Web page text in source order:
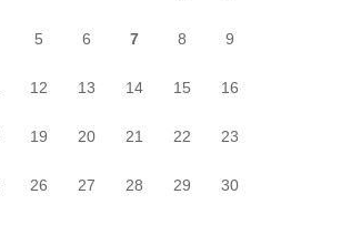
5 6 7 8 9
12 13 14 15 16
19 20 21 22 23
26 27 28 29 30